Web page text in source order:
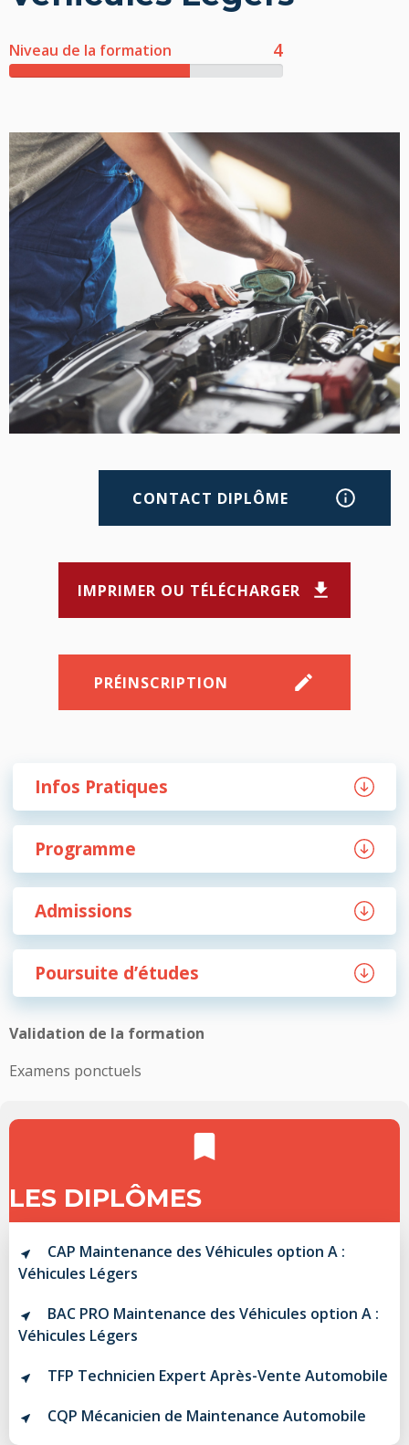
Niveau de la formation 4
CONTACT DIPLÔME
IMPRIMER OU TÉLÉCHARGER
PRÉINSCRIPTION
Infos Pratiques
Programme
Admissions
Poursuite d’études
Validation de la formation
Examens ponctuels
LES DIPLÔMES
CAP Maintenance des Véhicules option A :
Véhicules Légers
BAC PRO Maintenance des Véhicules option A :
Véhicules Légers
TFP Technicien Expert Après-Vente Automobile
CQP Mécanicien de Maintenance Automobile